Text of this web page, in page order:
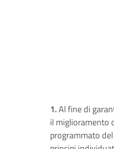
1.Al fine di
il miglioramento
programmato